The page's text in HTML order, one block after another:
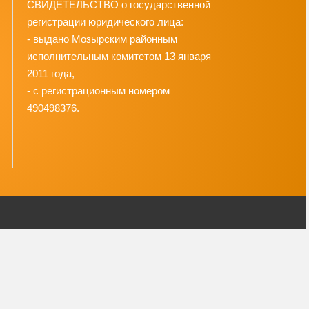
СВИДЕТЕЛЬСТВО о государственной
регистрации юридического лица:
- выдано Мозырским районным
исполнительным комитетом 13 января
2011 года,
- с регистрационным номером
490498376.